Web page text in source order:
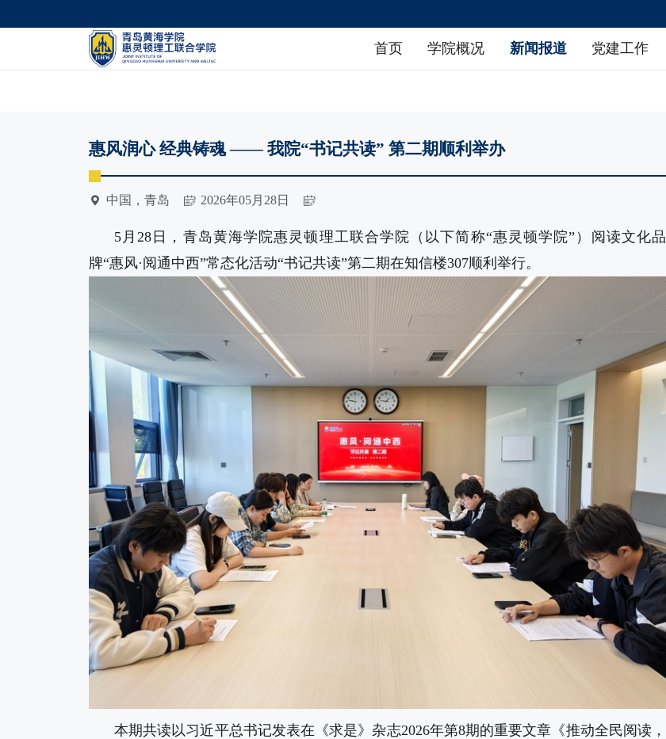
首页 学院概况
学院简介 院长寄语 学院领导 组织架构
新闻报道
综合新闻 通知公告
党建工作
党建动态 理论学习
专业设置
招生信息
团组织 学生组织 学生活动
惠风润心 经典铸魂 —— 我院“书记共读” 第二期顺利举办
中国，青岛 2026年05月28日
5月28日，青岛黄海学院惠灵顿理工联合学院（以下简称“惠灵顿学院”）阅读文化品
牌“惠风·阅通中西”常态化活动“书记共读”第二期在知信楼307顺利举行。
本期共读以习近平总书记发表在《求是》杂志2026年第8期的重要文章《推动全民阅读，